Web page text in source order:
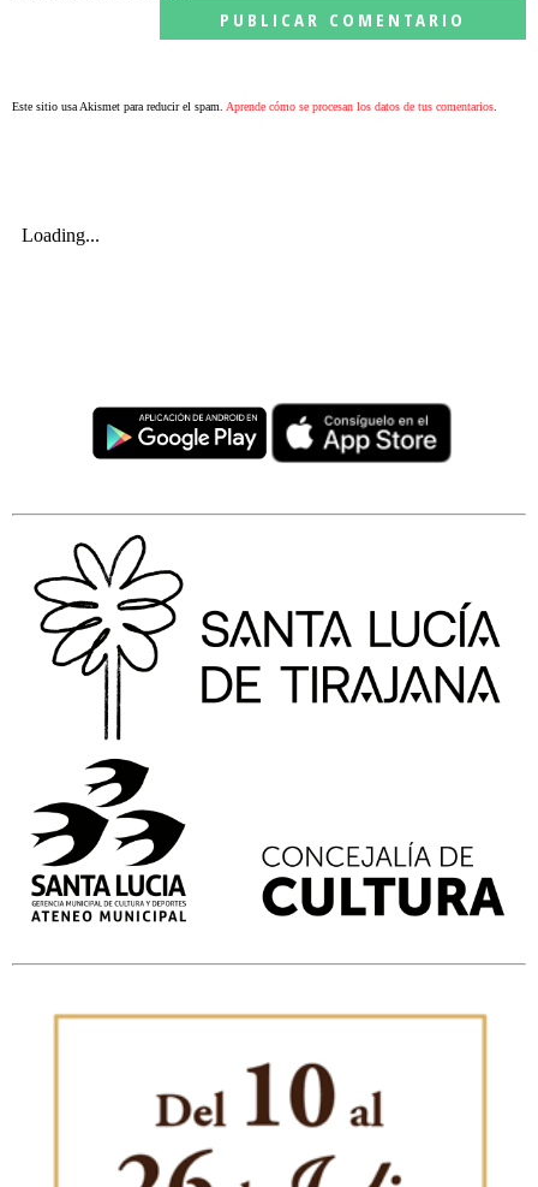
Este sitio usa Akismet para reducir el spam. Aprende cómo se procesan los datos de tus comentarios